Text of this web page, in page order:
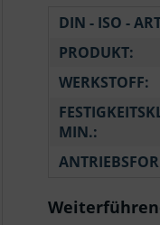
DIN - ISO -
PRODUKT:
WERKSTOFF:
MIN.: